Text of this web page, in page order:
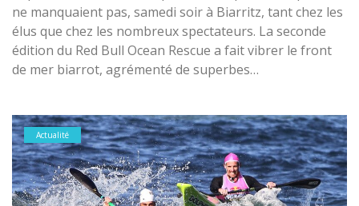
ne manquaient pas, samedi soir à Biarritz, tant chez les
élus que chez les nombreux spectateurs. La seconde
édition du Red Bull Ocean Rescue a fait vibrer le front
de mer biarrot, agrémenté de superbes…
Actualité